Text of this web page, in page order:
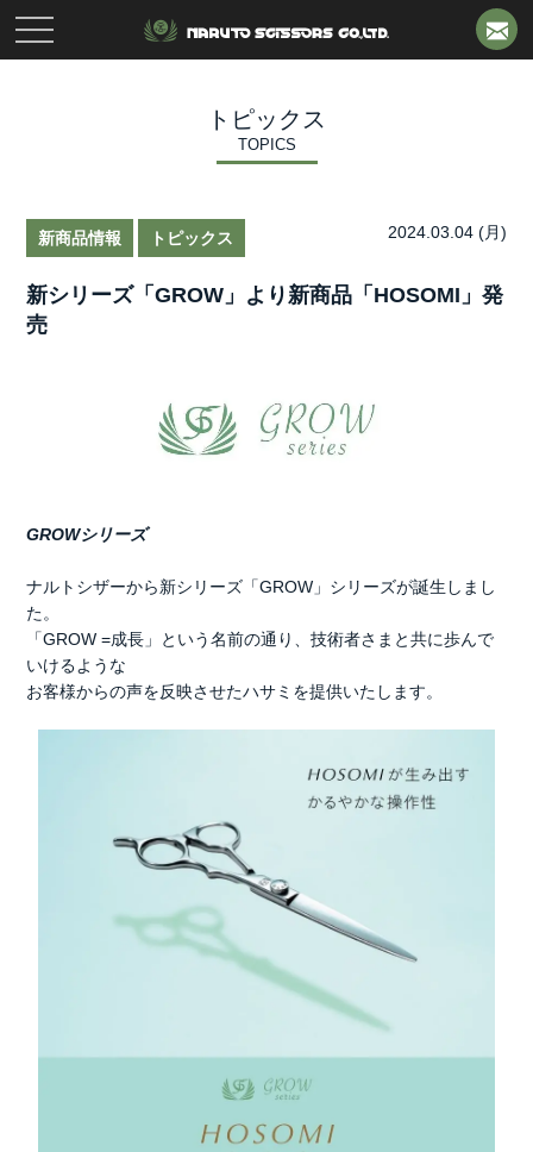
toggle
navigation
トピックス
TOPICS
2024.03.04 (月)
新商品情報 トピックス
新シリーズ「GROW」より新商品「HOSOMI」発
売
GROWシリーズ
ナルトシザーから新シリーズ「GROW」シリーズが誕生しまし
た。
「GROW =成長」という名前の通り、技術者さまと共に歩んで
いけるような
お客様からの声を反映させたハサミを提供いたします。